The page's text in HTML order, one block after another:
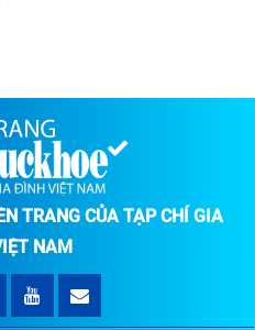
TRANG CỦA TẠP CHÍ GIA
NAM